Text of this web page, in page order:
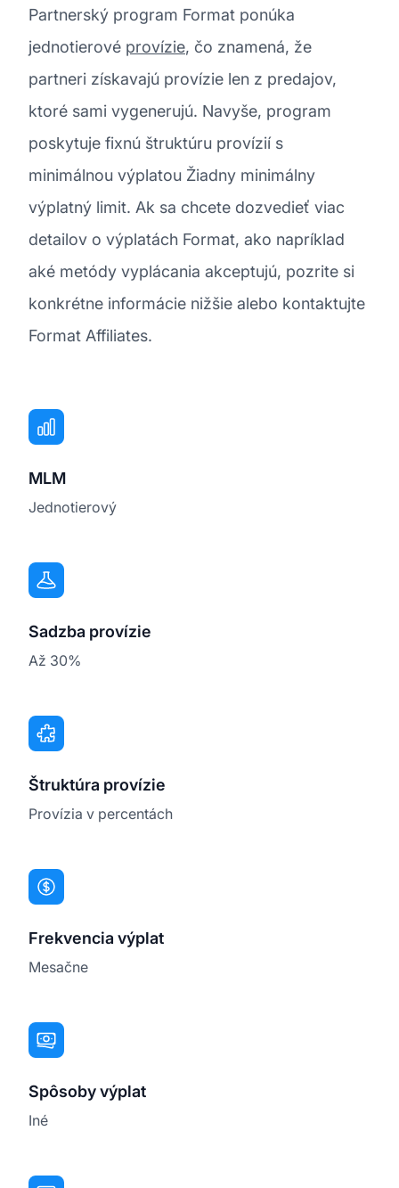
Partnerský program Format ponúka
jednotierové provízie, čo znamená, že
partneri získavajú provízie len z predajov,
ktoré sami vygenerujú. Navyše, program
poskytuje fixnú štruktúru provízií s
minimálnou výplatou Žiadny minimálny
výplatný limit. Ak sa chcete dozvedieť viac
detailov o výplatách Format, ako napríklad
aké metódy vyplácania akceptujú, pozrite si
konkrétne informácie nižšie alebo kontaktujte
Format Affiliates.
MLM
Jednotierový
Sadzba provízie
Až 30%
Štruktúra provízie
Provízia v percentách
Frekvencia výplat
Mesačne
Spôsoby výplat
Iné